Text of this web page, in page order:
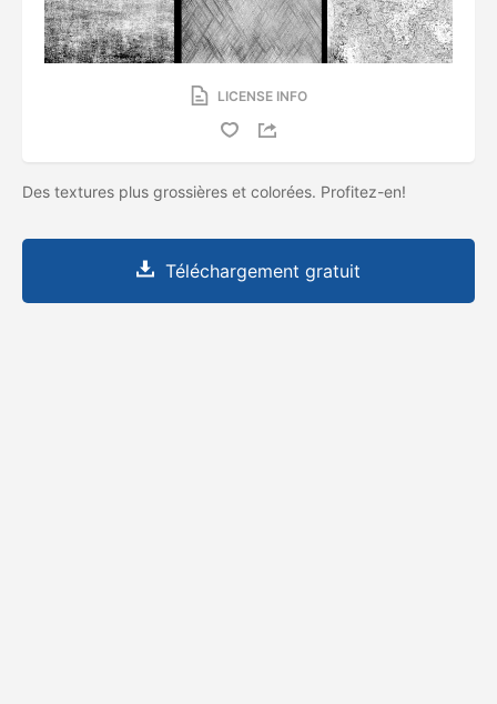
LICENSE INFO
Des textures plus grossières et colorées. Profitez-en!
Téléchargement gratuit